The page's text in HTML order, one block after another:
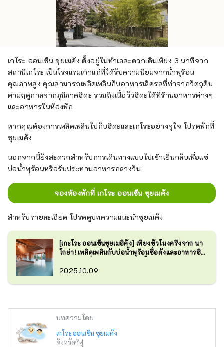
เกโระ ออนเซ็น ซุยเมคัง ตั้งอยู่ในทำเลสะดวกเดินเพียง 3 นาทีจาก
สถานีเกโระ เป็นโรงแรมเก่าแก่ที่ได้รับความนิยมจากน้ำพุร้อน
คุณภาพสูง คุณสามารถเพลิดเพลินกับอาหารเลิศรสที่ทำจากวัตถุดิบ
ตามฤดูกาลจากภูมิภาคฮิดะ รวมถึงเนื้อวัวฮิดะได้ที่ร้านอาหารต่างๆ
และอาหารในห้องพัก
หากคุณต้องการเพลิดเพลินไปกับฮิดะและเกโระอย่างจุใจ โปรดพักที่
ซุยเมคัง
นอกจากนี้ยังสะดวกสำหรับการเดินทางแบบไปเช้าเย็นกลับเพื่อแช่
บ่อน้ำพุร้อนหรือรับประทานอาหารกลางวัน
จองห้องพักที่ เกโระ ออนเซ็น ซุยเมคัง
สำหรับรายละเอียด โปรดดูบทความแนะนำซุยเมคัง
[เกะโระ ออนเซ็นซุยเมอิคัง] เพียงชั่วโมงครึ่งจาก นา
โกย่า! เพลิดเพลินกับบ่อน้ำพุร้อนชื่อดังและอาหารฮิดะ
2025.10.09
บทความโดย
เกโระ ออนเซ็น ซุยเมคัง
จังหวัดกิฟุ